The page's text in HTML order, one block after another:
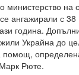
министерство на
ангажирали с
година.
Украйна до
помощ,
Рюте.